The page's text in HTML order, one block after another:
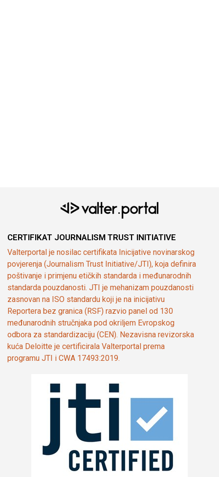
CERTIFIKAT JOURNALISM TRUST INITIATIVE
Valterportal je nosilac certifikata Inicijative novinarskog
povjerenja (Journalism Trust Initiative/JTI), koja definira
poštivanje i primjenu etičkih standarda i međunarodnih
standarda pouzdanosti. JTI je mehanizam pouzdanosti
zasnovan na ISO standardu koji je na inicijativu
Reportera bez granica (RSF) razvio panel od 130
međunarodnih stručnjaka pod okriljem Evropskog
odbora za standardizaciju (CEN). Nezavisna revizorska
kuća Deloitte je certificirala Valterportal prema
programu JTI i CWA 17493:2019.